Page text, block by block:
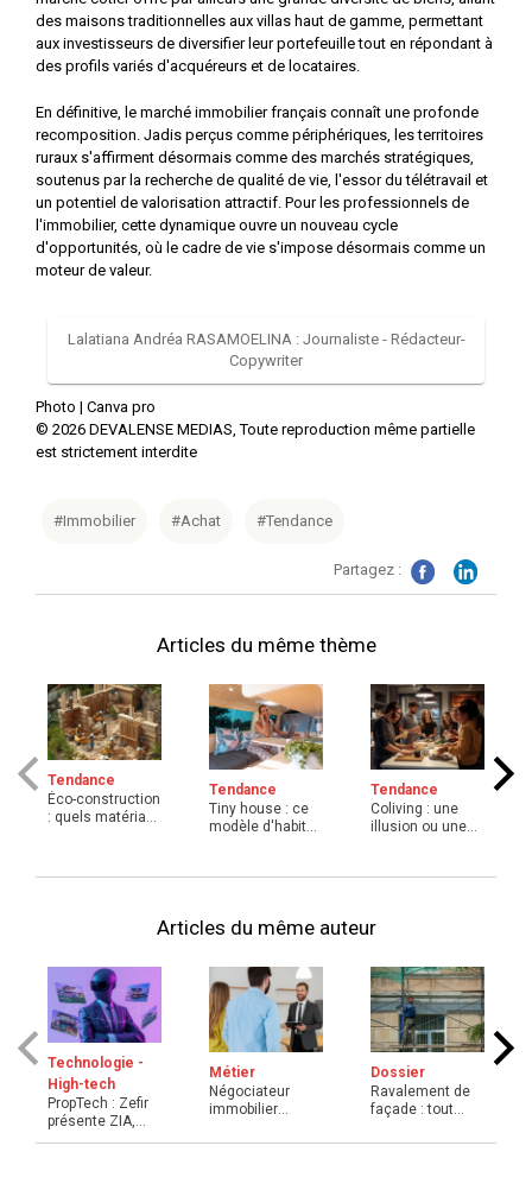
des maisons traditionnelles aux villas haut de gamme, permettant
aux investisseurs de diversifier leur portefeuille tout en répondant à
des profils variés d'acquéreurs et de locataires.
En définitive, le marché immobilier français connaît une profonde
recomposition. Jadis perçus comme périphériques, les territoires
ruraux s'affirment désormais comme des marchés stratégiques,
soutenus par la recherche de qualité de vie, l'essor du télétravail et
un potentiel de valorisation attractif. Pour les professionnels de
l'immobilier, cette dynamique ouvre un nouveau cycle
d'opportunités, où le cadre de vie s'impose désormais comme un
moteur de valeur.
Lalatiana Andréa RASAMOELINA : Journaliste - Rédacteur-
Copywriter
Photo | Canva pro
© 2026 DEVALENSE MEDIAS, Toute reproduction même partielle
est strictement interdite
#Immobilier #Achat #Tendance
Partagez :
Articles du même thème
Tendance
Éco-construction
: quels matériaux
Tendance
Tiny house : ce
modèle d'habitat
Tendance
Coliving : une
illusion ou une
Articles du même auteur
Technologie -
High-tech
PropTech : Zefir
présente ZIA,
Métier
Négociateur
immobilier
opportunités ...
Dossier
Ravalement de
façade : tout
démarch ...